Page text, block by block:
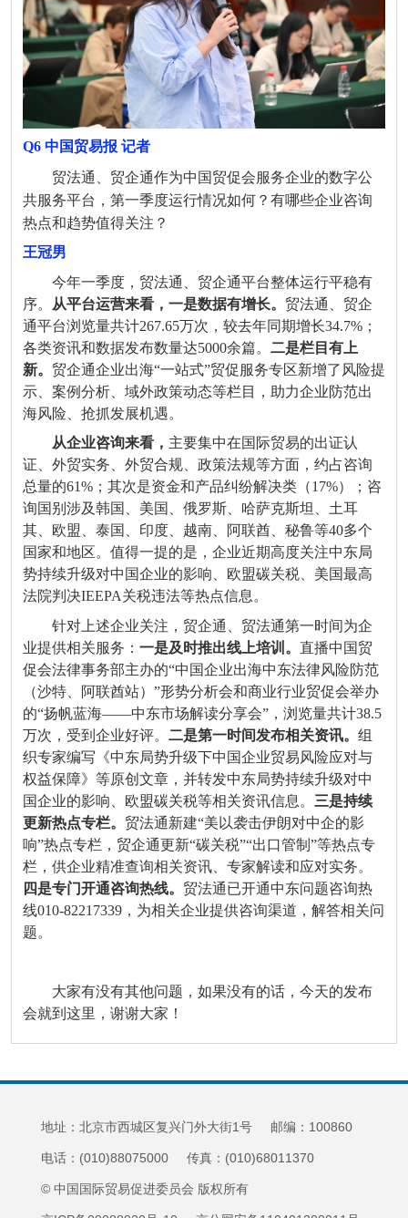
Q6 中国贸易报 记者
贸法通、贸企通作为中国贸促会服务企业的数字公
共服务平台，第一季度运行情况如何？有哪些企业咨询
热点和趋势值得关注？
王冠男
今年一季度，贸法通、贸企通平台整体运行平稳有
序。
从平台运营来看，一是数据有增长。 贸法通、贸企
通平台浏览量共计267.65万次，较去年同期增长34.7%；
各类资讯和数据发布数量达5000余篇。 二是栏目有上
新。 贸企通企业出海“一站式”贸促服务专区新增了风险提
示、案例分析、域外政策动态等栏目，助力企业防范出
海风险、抢抓发展机遇。
从企业咨询来看， 主要集中在国际贸易的出证认
证、外贸实务、外贸合规、政策法规等方面，约占咨询
总量的61%；其次是资金和产品纠纷解决类（17%）；咨
询国别涉及韩国、美国、俄罗斯、哈萨克斯坦、土耳
其、欧盟、泰国、印度、越南、阿联酋、秘鲁等40多个
国家和地区。值得一提的是，企业近期高度关注中东局
势持续升级对中国企业的影响、欧盟碳关税、美国最高
法院判决IEEPA关税违法等热点信息。
针对上述企业关注，贸企通、贸法通第一时间为企
业提供相关服务： 一是及时推出线上培训。 直播中国贸
促会法律事务部主办的“中国企业出海中东法律风险防范
（沙特、阿联酋站）”形势分析会和商业行业贸促会举办
的“扬帆蓝海——中东市场解读分享会”，浏览量共计38.5
万次，受到企业好评。 二是第一时间发布相关资讯。 组
织专家编写《中东局势升级下中国企业贸易风险应对与
权益保障》等原创文章，并转发中东局势持续升级对中
国企业的影响、欧盟碳关税等相关资讯信息。 三是持续
更新热点专栏。 贸法通新建“美以袭击伊朗对中企的影
响”热点专栏，贸企通更新“碳关税”“出口管制”等热点专
栏，供企业精准查询相关资讯、专家解读和应对实务。
四是专门开通咨询热线。 贸法通已开通中东问题咨询热
线010-82217339，为相关企业提供咨询渠道，解答相关问
题。
大家有没有其他问题，如果没有的话，今天的发布
会就到这里，谢谢大家！
地址：北京市西城区复兴门外大街1号 邮编：100860
电话：(010)88075000 传真：(010)68011370
© 中国国际贸易促进委员会 版权所有